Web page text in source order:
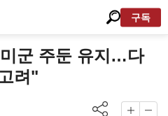
구독
군 주둔 유지…다
려"